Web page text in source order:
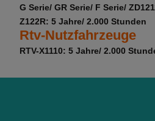
G Serie/ GR Serie/ F Serie/
Z122R: 5 Jahre/ 2.000 Stunden
Rtv-Nutzfahrzeuge
RTV-X1110: 5 Jahre/ 2.000